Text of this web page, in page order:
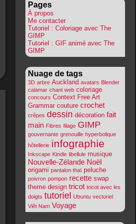
Pages
À propos
Me contacter
Tutoriel : Coloriage avec The
GIMP
Tutoriel : GIF animé avec The
GIMP
Nuage de tags
3D arbre Auckland avatars Blender
calamar chant web coloriage
concours Context Free Art
Grammar couture crochet
crêpes dessin décoration fait
main Fibres filage GIMP
gouvernante grenouille hyperbolique
hôtellerie infographie
Inkscape Kindle libellule musique
Nouvelle-Zélande Noël
origami pantalon thaï peluche
poivron pompon recette swap
theme design tricot tricot avec les
doigts tutoriel Ubuntu vectoriel
Viêt Nam Voyage